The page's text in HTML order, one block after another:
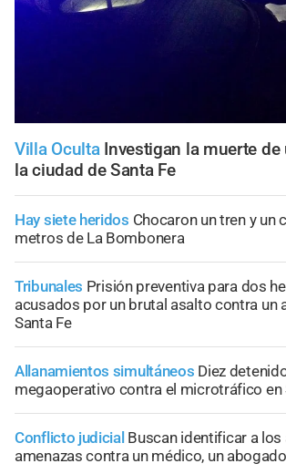
Villa Oculta Investigan la muerte
la ciudad de Santa Fe
Hay siete heridos Chocaron un tren y un
metros de La Bombonera
Tribunales Prisión preventiva para dos
acusados por un brutal asalto contra un
Santa Fe
Allanamientos simultáneos Diez
megaoperativo contra el microtráfico en
Conflicto judicial Buscan identificar a los
amenazas contra un médico, un